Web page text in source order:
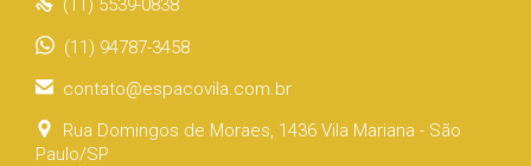
(11) 5539-0838
(11) 94787-3458
 contato@espacovila.com.br

Rua Domingos de Moraes, 1436 Vila Mariana - São
Paulo/SP